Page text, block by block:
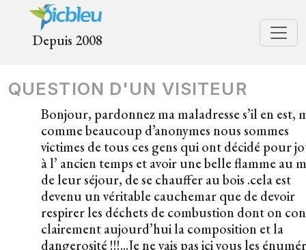
Depuis 2008
QUESTION D'UN VISITEUR
Bonjour, pardonnez ma maladresse s’il en est,
comme beaucoup d’anonymes nous sommes
victimes de tous ces gens qui ont décidé pour
à l’ ancien temps et avoir une belle flamme au
de leur séjour, de se chauffer au bois .cela est
devenu un véritable cauchemar que de devoir
respirer les déchets de combustion dont on
clairement aujourd’hui la composition et la
dangerosité !!!...Je ne vais pas ici vous les